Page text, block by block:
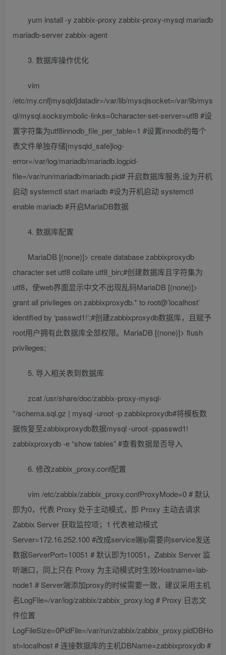
yum install -y zabbix-proxy zabbix-proxy-mysql mariadb
mariadb-server zabbix-agent
3. 数据库操作优化
vim
/etc/my.cnf[mysqld]datadir=/var/lib/mysqlsocket=/var/lib/mys
ql/mysql.socksymbolic-links=0character-set-server=utf8 #设
置字符集为utf8innodb_file_per_table=1 #设置innodb的每个
表文件单独存储[mysqld_safe]log-
error=/var/log/mariadb/mariadb.logpid-
file=/var/run/mariadb/mariadb.pid# 开启数据库服务,设为开机
启动 systemctl start mariadb #设为开机启动 systemctl
enable mariadb #开启MariaDB数据
4. 数据库配置
MariaDB [(none)]> create database zabbixproxydb
character set utf8 collate utf8_bin;#创建数据库且字符集为
utf8，使web界面显示中文不出现乱码MariaDB [(none)]>
grant all privileges on zabbixproxydb.* to root@’localhost’
identified by ‘passwd1!’;#创建zabbixproxydb数据库，且赋予
root用户拥有此数据库全部权限。MariaDB [(none)]> flush
privileges;
5. 导入相关表到数据库
zcat /usr/share/doc/zabbix-proxy-mysql-
*/schema.sql.gz | mysql -uroot -p zabbixproxydb#将模板数
据恢复至zabbixproxydb数据mysql -uroot -ppasswd1!
zabbixproxydb -e “show tables” #查看数据是否导入
6. 修改zabbix_proxy.conf配置
vim /etc/zabbix/zabbix_proxy.confProxyMode=0 # 默认
即为0，代表 Proxy 处于主动模式，即 Proxy 主动去请求
Zabbix Server 获取监控项；1 代表被动模式
Server=172.16.252.100 #改成service端ip需要向service发送
数据ServerPort=10051 # 默认即为10051，Zabbix Server 监
听端口，同上只在 Proxy 为主动模式时生效Hostname=lab-
node1 # Server端添加proxy的时候需要一致，建议采用主机
名LogFile=/var/log/zabbix/zabbix_proxy.log # Proxy 日志文
件位置
LogFileSize=0PidFile=/var/run/zabbix/zabbix_proxy.pidDBHo
st=localhost # 连接数据库的主机DBName=zabbixproxydb #